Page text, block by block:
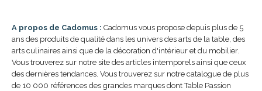
A propos de Cadomus : Cadomus vous propose depuis plus de 5
ans des produits de qualité dans les univers des arts de la table, des
arts culinaires ainsi que de la décoration d'intérieur et du mobilier.
Vous trouverez sur notre site des articles intemporels ainsi que ceux
des dernières tendances. Vous trouverez sur notre catalogue de plus
de 10 000 références des grandes marques dont Table Passion